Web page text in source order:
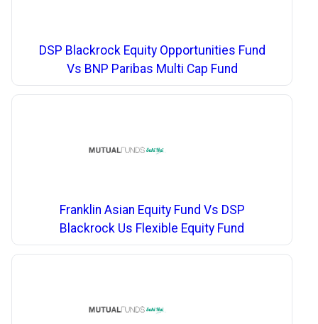
DSP Blackrock Equity Opportunities Fund
Vs BNP Paribas Multi Cap Fund
Franklin Asian Equity Fund Vs DSP
Blackrock Us Flexible Equity Fund